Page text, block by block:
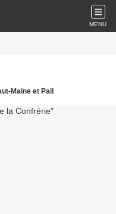
MENU
Maine et Pail